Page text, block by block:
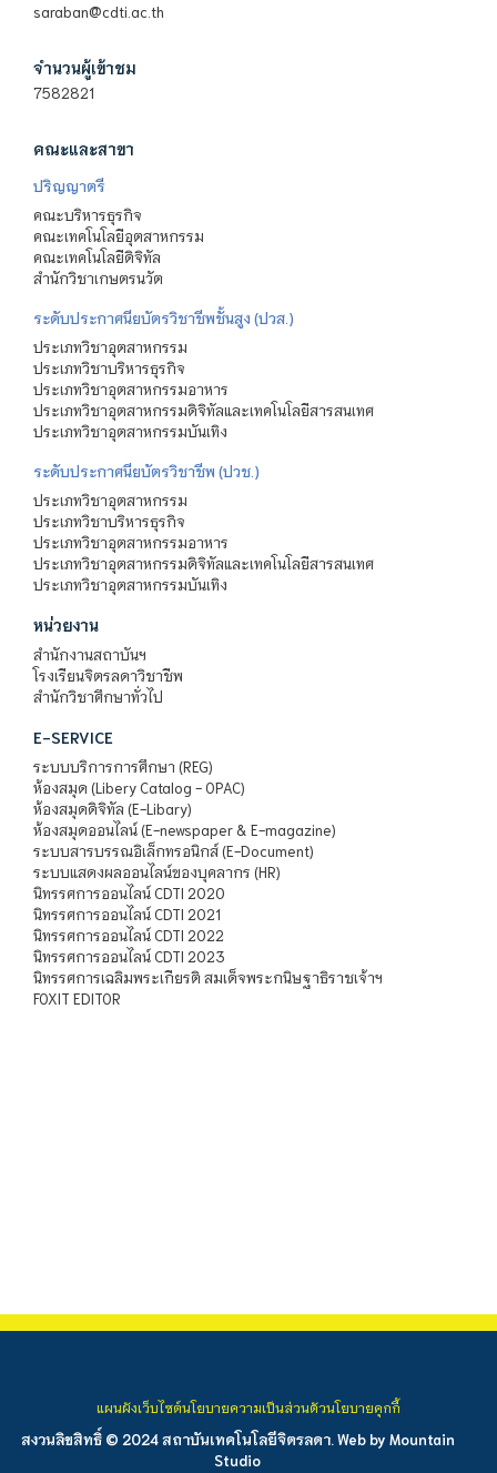
saraban@cdti.ac.th
จำนวนผู้เข้าชม
7582821
คณะและสาขา
ปริญญาตรี
คณะบริหารธุรกิจ
คณะเทคโนโลยีอุตสาหกรรม
คณะเทคโนโลยีดิจิทัล
สำนักวิชาเกษตรนวัต
ระดับประกาศนียบัตรวิชาชีพชั้นสูง (ปวส.)
ประเภทวิชาอุตสาหกรรม
ประเภทวิชาบริหารธุรกิจ
ประเภทวิชาอุตสาหกรรมอาหาร
ประเภทวิชาอุตสาหกรรมดิจิทัลและเทคโนโลยีสารสนเทศ
ประเภทวิชาอุตสาหกรรมบันเทิง
ระดับประกาศนียบัตรวิชาชีพ (ปวช.)
ประเภทวิชาอุตสาหกรรม
ประเภทวิชาบริหารธุรกิจ
ประเภทวิชาอุตสาหกรรมอาหาร
ประเภทวิชาอุตสาหกรรมดิจิทัลและเทคโนโลยีสารสนเทศ
ประเภทวิชาอุตสาหกรรมบันเทิง
หน่วยงาน
สำนักงานสถาบันฯ
โรงเรียนจิตรลดาวิชาชีพ
สำนักวิชาศึกษาทั่วไป
E-SERVICE
ระบบบริการการศึกษา (REG)
ห้องสมุด (Libery Catalog - OPAC)
ห้องสมุดดิจิทัล (E-Libary)
ห้องสมุดออนไลน์ (E-newspaper & E-magazine)
ระบบสารบรรณอิเล็กทรอนิกส์ (E-Document)
ระบบแสดงผลออนไลน์ของบุคลากร (HR)
นิทรรศการออนไลน์ CDTI 2020
นิทรรศการออนไลน์ CDTI 2021
นิทรรศการออนไลน์ CDTI 2022
นิทรรศการออนไลน์ CDTI 2023
นิทรรศการเฉลิมพระเกียรติ สมเด็จพระกนิษฐาธิราชเจ้าฯ
FOXIT EDITOR
สงวนลิขสิทธิ์ © 2024 สถาบันเทคโนโลยีจิตรลดา. Web by Mountain
Studio
แผนผังเว็บไซต์นโยบายความเป็นส่วนตัวนโยบายคุกกี้